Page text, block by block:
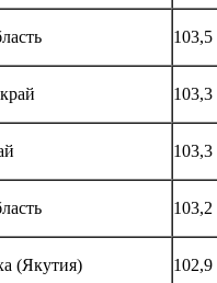
103,5
103,3
103,3
103,2
(Якутия) 102,9